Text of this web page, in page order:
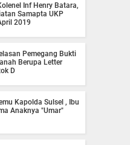
Inf Henry Batara,
Samapta UKP
2019
Pemegang Bukti
Berupa Letter
D
Kapolda Sulsel , Ibu
Anaknya "Umar"